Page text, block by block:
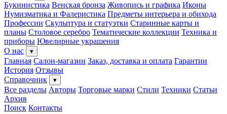
Букинистика Венская бронза Живопись и графика Иконы
Нумизматика и Фалеристика Предметы интерьера и обихода
Профессии Скульптура и статуэтки Старинные карты и
планы Столовое серебро Тематические коллекции Техника и
приборы Ювелирные украшения
О нас
▾
Главная Салон-магазин Заказ, доставка и оплата Гарантии
История Отзывы
Справочник
▾
Все разделы Авторы Торговые марки Стили Техники Статьи
Архив
Поиск Контакты